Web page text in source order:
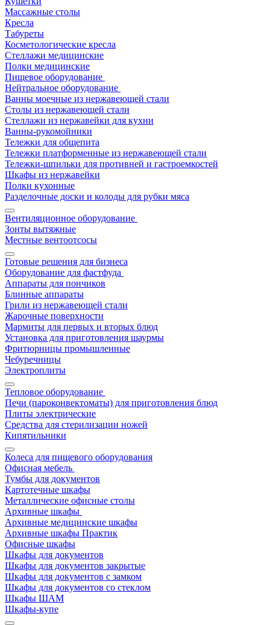
Массажные столы
Кресла
Табуреты
Косметологические кресла
Стеллажи медицинские
Полки медицинские
Пищевое оборудование
Нейтральное оборудование
Ванны моечные из нержавеющей стали
Столы из нержавеющей стали
Стеллажи из нержавейки для кухни
Ванны-рукомойники
Тележки для общепита
Тележки платформенные из нержавеющей стали
Тележки-шпильки для противней и гастроемкостей
Шкафы из нержавейки
Полки кухонные
Разделочные доски и колоды для рубки мяса
Вентиляционное оборудование
Зонты вытяжные
Местные вентоотсосы
Готовые решения для бизнеса
Оборудование для фастфуда
Аппараты для пончиков
Блинные аппараты
Грили из нержавеющей стали
Жарочные поверхности
Мармиты для первых и вторых блюд
Установка для приготовления шаурмы
Фритюрницы промышленные
Чебуречницы
Электроплиты
Тепловое оборудование
Печи (пароконвектоматы) для приготовления блюд
Плиты электрические
Средства для стерилизации ножей
Кипятильники
Колеса для пищевого оборудования
Офисная мебель
Тумбы для документов
Картотечные шкафы
Металлические офисные столы
Архивные шкафы
Архивные медицинские шкафы
Архивные шкафы Практик
Офисные шкафы
Шкафы для документов
Шкафы для документов закрытые
Шкафы для документов с замком
Шкафы для документов со стеклом
Шкафы ШАМ
Шкафы-купе